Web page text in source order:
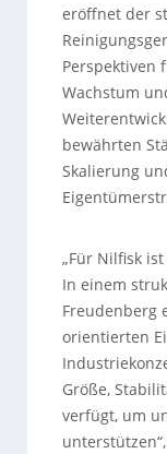
eröffnet der
Perspektiven
Wachstum
bewährten
Skalierung
„Für Nilfisk
In einem
Freudenberg
orientierten
Größe,
verfügt, um